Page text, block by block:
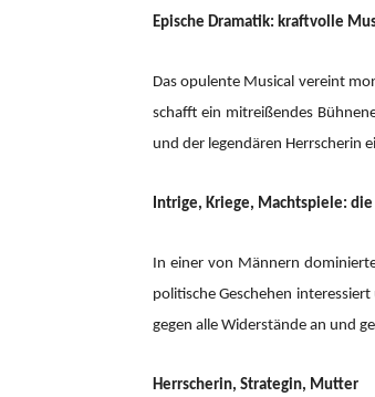
Epische Dramatik: kraftvolle
Das opulente Musical vereint
schafft ein mitreißendes
und der legendären Herrscherin
Intrige, Kriege, Machtspiele:
In einer von Männern
politische Geschehen
gegen alle Widerstände an und
Herrscherin, Strategin, Mutter